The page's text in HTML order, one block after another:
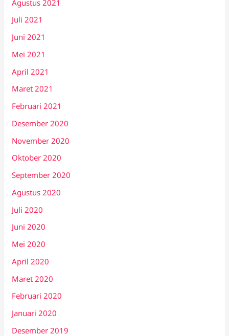
Agustus 2021
Juli 2021
Juni 2021
Mei 2021
April 2021
Maret 2021
Februari 2021
Desember 2020
November 2020
Oktober 2020
September 2020
Agustus 2020
Juli 2020
Juni 2020
Mei 2020
April 2020
Maret 2020
Februari 2020
Januari 2020
Desember 2019